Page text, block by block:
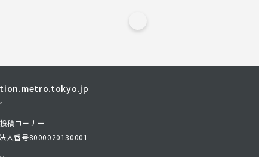
投稿コーナー
人番号8000020130001